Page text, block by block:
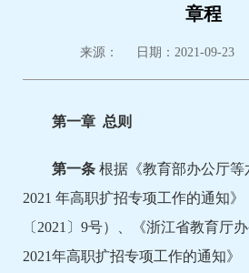
章程
来源： 日期：2021-09-23
第一章 总则
第一条 根据《教育部办公厅
2021 年高职扩招专项工作的通知
〔2021〕9号）、《浙江省教育厅
2021年高职扩招专项工作的通知》